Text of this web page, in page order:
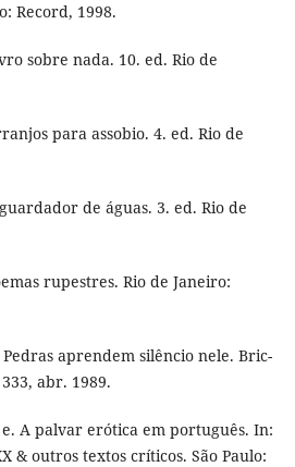
Record, 1998.
sobre nada. 10. ed. Rio de
para assobio. 4. ed. Rio de
de águas. 3. ed. Rio de
rupestres. Rio de Janeiro:
Pedras aprendem silêncio nele. Bric-
abr. 1989.
e. A palvar erótica em português. In:
& outros textos críticos. São Paulo: